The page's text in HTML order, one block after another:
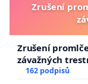
Zrušení
Zrušení
závažných
162 podpisů